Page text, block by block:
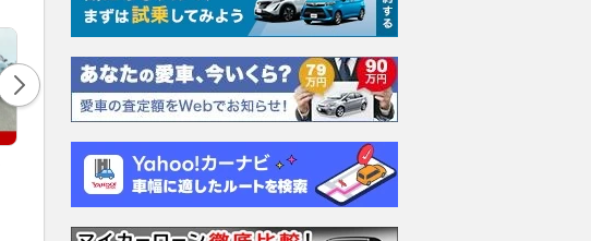
ダイハツ ムーヴキャン
バス 660 ストライプス
アストンマーティン
V8 ヴァンテージ スポ
ーツシフト
ホンダ NSX 3.0
支払総額